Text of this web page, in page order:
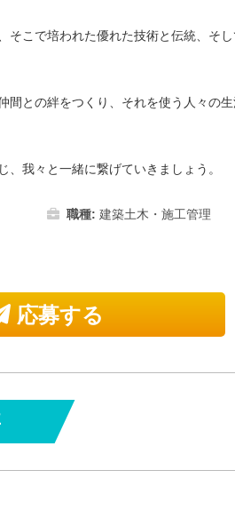
そこで培われた優れた技術と伝統、そ
間との絆をつくり、それを使う人々の
我々と一緒に繋げていきましょう。
職種: 建築土木・施工管理
応募する